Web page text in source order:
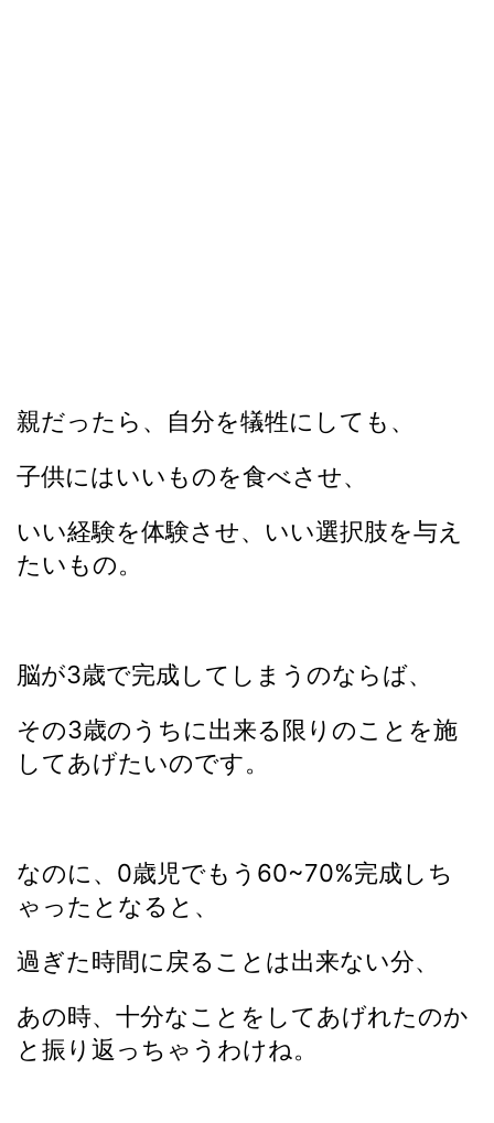
親だったら、自分を犠牲にしても、
子供にはいいものを食べさせ、
いい経験を体験させ、いい選択肢を与え
たいもの。
脳が3歳で完成してしまうのならば、
その3歳のうちに出来る限りのことを施
してあげたいのです。
なのに、0歳児でもう60~70%完成しち
ゃったとなると、
過ぎた時間に戻ることは出来ない分、
あの時、十分なことをしてあげれたのか
と振り返っちゃうわけね。